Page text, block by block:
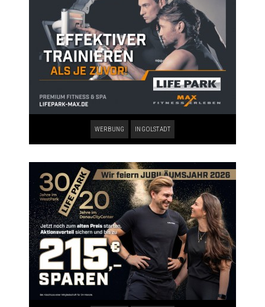
WERBUNG INGOLSTADT